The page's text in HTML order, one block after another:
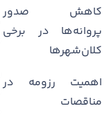
کاهش صدور
پروانه‌ها در برخی
کلان‌شهرها
اهمیت رزومه در
مناقصات